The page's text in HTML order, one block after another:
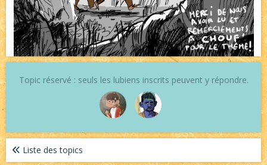
Topic réservé : seuls les lubiens inscrits peuvent y répondre.
Liste des topics